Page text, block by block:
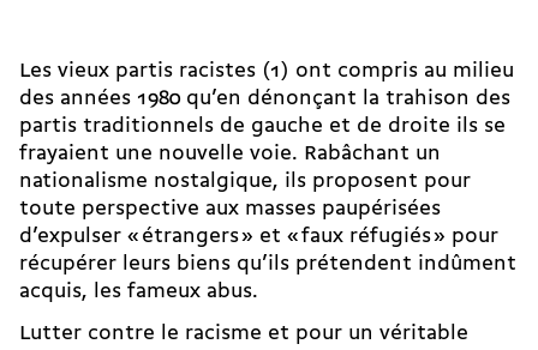
Les vieux partis racistes (1) ont compris au milieu
des années 1980 qu’en dénonçant la trahison des
partis traditionnels de gauche et de droite ils se
frayaient une nouvelle voie. Rabâchant un
nationalisme nostalgique, ils proposent pour
toute perspective aux masses paupérisées
d’expulser « étrangers » et « faux réfugiés » pour
récupérer leurs biens qu’ils prétendent indûment
acquis, les fameux abus.
Lutter contre le racisme et pour un véritable